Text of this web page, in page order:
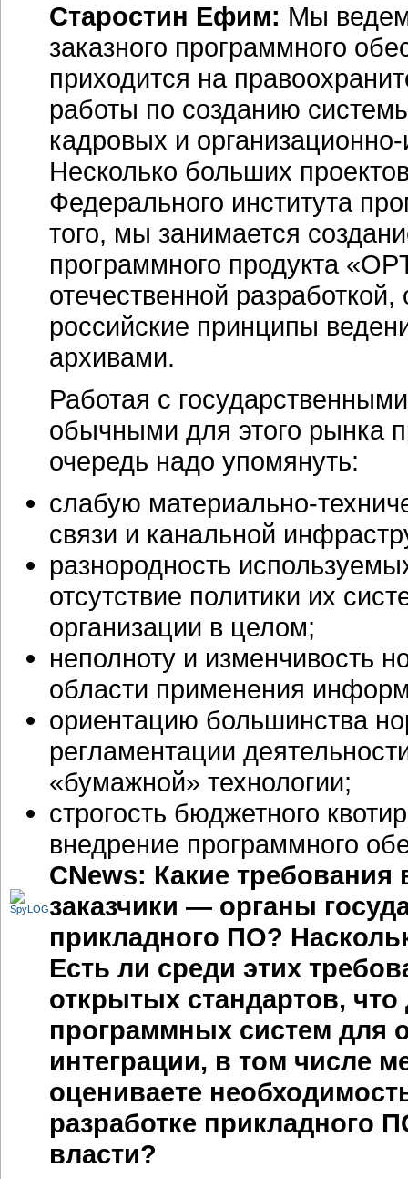
Старостин Ефим: Мы ведем
заказного программного
приходится на
работы по созданию
кадровых и
Несколько больших
Федерального института
того, мы занимается
программного продукта
отечественной
российские принципы
архивами.
Работая с
обычными для этого рынка
очередь надо упомянуть:
слабую материально-
связи и канальной
разнородность
отсутствие политики их
организации в целом;
неполноту и изменчивость
области применения
ориентацию большинства
регламентации
«бумажной» технологии;
строгость бюджетного
внедрение программного
CNews: Какие
заказчики — органы
прикладного ПО?
Есть ли среди этих
открытых стандартов,
программных систем для
интеграции, в том числе
оцениваете
разработке прикладного
власти?